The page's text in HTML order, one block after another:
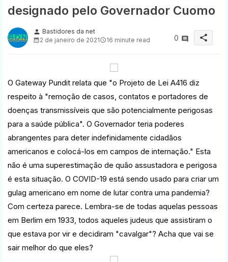
designado pelo Governador Cuomo
person Bastidores da net
2 de janeiro de 2021
16 minute read 0 share
O Gateway Pundit relata que "o Projeto de Lei A416 diz
respeito à "remoção de casos, contatos e portadores de
doenças transmissíveis que são potencialmente perigosas
para a saúde pública". O Governador teria poderes
abrangentes para deter indefinidamente cidadãos
americanos e colocá-los em campos de internação." Esta
não é uma superestimação de quão assustadora e perigosa
é esta situação. O COVID-19 está sendo usado para criar um
gulag americano em nome de lutar contra uma pandemia?
Com certeza parece. Lembra-se de todas aquelas pessoas
em Berlim em 1933, todos aqueles judeus que assistiram o
que estava por vir e decidiram "cavalgar"? Acha que vai se
sair melhor do que eles?